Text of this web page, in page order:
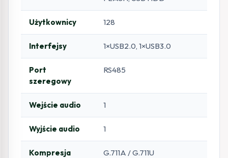
Użytkownicy 128
Interfejsy 1×USB2.0, 1×USB3.0
Port
szeregowy
RS485
Wejście audio 1
Wyjście audio 1
Kompresja
G.711A / G.711U